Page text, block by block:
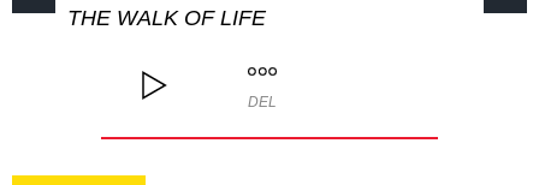
THE WALK OF LIFE
DEL